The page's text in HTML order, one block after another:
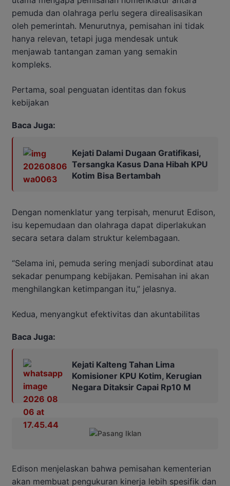
pemuda dan olahraga perlu segera direalisasikan
oleh pemerintah. Menurutnya, pemisahan ini tidak
hanya relevan, tetapi juga mendesak untuk
menjawab tantangan zaman yang semakin
kompleks.
Pertama, soal penguatan identitas dan fokus
kebijakan
Baca Juga:
Kejati Dalami Dugaan Gratifikasi,
Tersangka Kasus Dana Hibah KPU
Kotim Bisa Bertambah
Dengan nomenklatur yang terpisah, menurut Edison,
isu kepemudaan dan olahraga dapat diperlakukan
secara setara dalam struktur kelembagaan.
“Selama ini, pemuda sering menjadi subordinat atau
sekadar penumpang kebijakan. Pemisahan ini akan
menghilangkan ketimpangan itu,” jelasnya.
Kedua, menyangkut efektivitas dan akuntabilitas
Baca Juga:
Kejati Kalteng Tahan Lima
Komisioner KPU Kotim, Kerugian
Negara Ditaksir Capai Rp10 M
Edison menjelaskan bahwa pemisahan kementerian
akan membuat pengukuran kinerja lebih spesifik dan